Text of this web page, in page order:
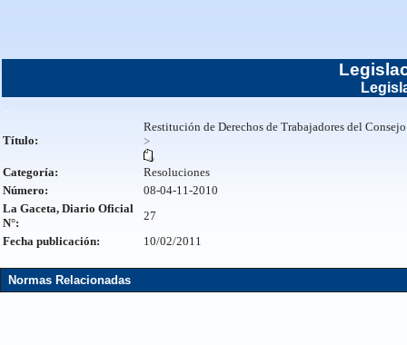
...
Título:
Restitución de Derechos de Trabajadores del
>
Categoría:
Resoluciones
Número:
08-04-11-2010
La Gaceta, Diario Oficial
N°:
27
Fecha publicación:
10/02/2011
Normas Relacionadas